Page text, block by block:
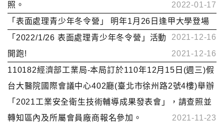
照。
2022-01-17
「表面處理青少年冬令營」 明年1月26日逢甲大學登場
2021-12-16
「2022/1/26 表面處理青少年冬令營」活動
開跑!
2021-12-16
110182經濟部工業局-本局訂於110年12月15日(週三)假
台大醫院國際會議中心402廳(臺北市徐州路2號4樓)舉辦
「2021工業安全衛生技術輔導成果發表會」，請查照並
轉知區內及所屬會員廠商報名參加。
2021-11-23